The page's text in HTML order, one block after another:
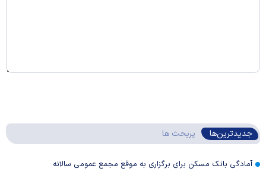
جدیدترین‌ها پربحث ها
آمادگی بانک مسکن برای برگزاری به موقع مجمع عمومی سالانه